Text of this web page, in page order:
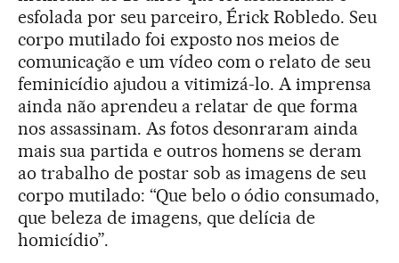
esfolada por seu parceiro, Érick Robledo. Seu
corpo mutilado foi exposto nos meios de
comunicação e um vídeo com o relato de seu
feminicídio ajudou a vitimizá-lo. A imprensa
ainda não aprendeu a relatar de que forma
nos assassinam. As fotos desonraram ainda
mais sua partida e outros homens se deram
ao trabalho de postar sob as imagens de seu
corpo mutilado: “Que belo o ódio consumado,
que beleza de imagens, que delícia de
homicídio”.